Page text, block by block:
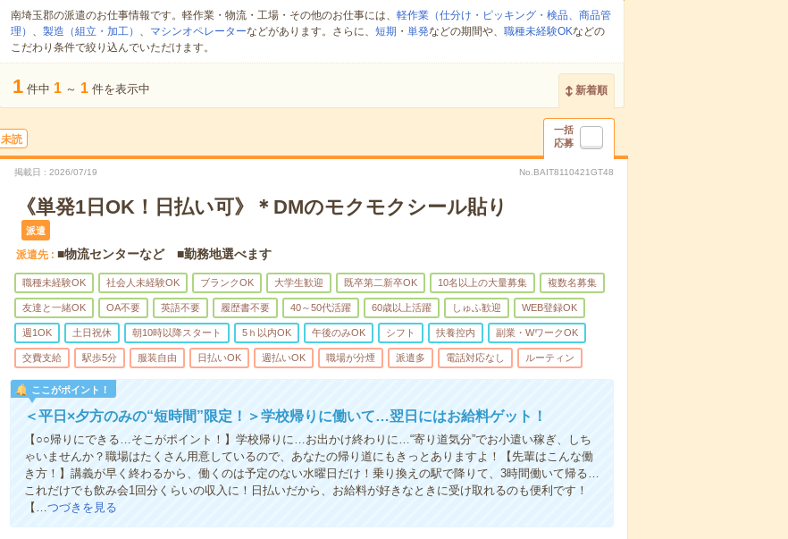
南埼玉郡の派遣のお仕事情報です。軽作業・物流・工場・その他のお仕事には、 軽作業（仕分け・ピッキング・検品、商品管
理） 、 製造（組立・加工） 、 マシンオペレーターなどがあります。さらに、 短期 ・ 単発などの期間や、 職種未経験OKなどの
こだわり条件で絞り込んでいただけます。
1 件中 1 ～ 1 件を表示中 新着順
未読
一括
応募
掲載日 2026/07/19 No.BAIT8110421GT48
《単発1日OK！日払い可》＊DMのモクモクシール貼り
派遣
派遣先 ■物流センターなど ■勤務地選べます
職種未経験OK 社会人未経験OK ブランクOK 大学生歓迎 既卒第二新卒OK 10名以上の大量募集 複数名募集
友達と一緒OK OA不要 英語不要 履歴書不要 40～50代活躍 60歳以上活躍 しゅふ歓迎 WEB登録OK
週1OK 土日祝休 朝10時以降スタート 5ｈ以内OK 午後のみOK シフト 扶養控内 副業・WワークOK
交費支給 駅歩5分 服装自由 日払いOK 週払いOK 職場が分煙 派遣多 電話対応なし ルーティン
ここがポイント！
＜平日×夕方のみの“短時間”限定！＞学校帰りに働いて…翌日にはお給料ゲット！
【○○帰りにできる…そこがポイント！】学校帰りに…お出かけ終わりに…“寄り道気分”でお小遣い稼ぎ、しち
ゃいませんか？職場はたくさん用意しているので、あなたの帰り道にもきっとありますよ！【先輩はこんな働
き方！】講義が早く終わるから、働くのは予定のない水曜日だけ！乗り換えの駅で降りて、3時間働いて帰る…
これだけでも飲み会1回分くらいの収入に！日払いだから、お給料が好きなときに受け取れるのも便利です！
【…つづきを見る